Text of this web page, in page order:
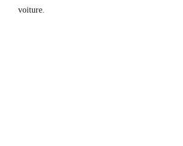
voiture.